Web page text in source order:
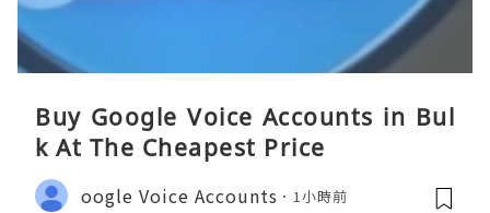
Buy Google Voice Accounts in Bul
k At The Cheapest Price
oogle Voice Accounts 1小時前